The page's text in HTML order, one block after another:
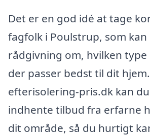
Det er en god idé at tage
fagfolk i Poulstrup, som kan
rådgivning om, hvilken
der passer bedst til dit
efterisolering-pris.dk kan
indhente tilbud fra erfarne
dit område, så du hurtigt